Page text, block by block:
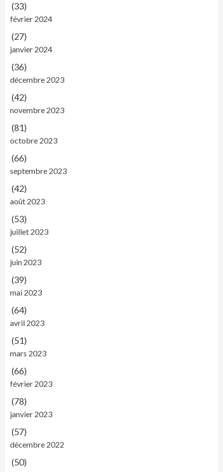
(33)
février 2024
(27)
janvier 2024
(36)
décembre 2023
(42)
novembre 2023
(81)
octobre 2023
(66)
septembre 2023
(42)
août 2023
(53)
juillet 2023
(52)
juin 2023
(39)
mai 2023
(64)
avril 2023
(51)
mars 2023
(66)
février 2023
(78)
janvier 2023
(57)
décembre 2022
(50)